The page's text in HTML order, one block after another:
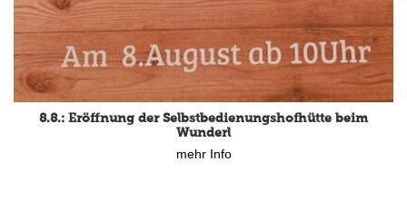
8.8.: Eröffnung der Selbstbedienungshofhütte beim
Wunderl
mehr Info